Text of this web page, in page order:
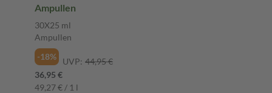
Ampullen
30X25 ml
Ampullen
-18%
UVP: 44,95 €
36,95 €
49,27 € / 1 l